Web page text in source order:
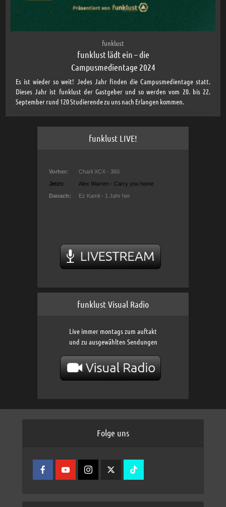
funklust
funklust lädt ein – die
Campusmedientage 2024
Es ist wieder so weit! Jedes Jahr finden die Campusmedientage statt.
Dieses Jahr ist funklust der Gastgeber und so werden vom 20. bis 22.
September rund 120 Studierende zu uns nach Erlangen kommen.
funklust LIVE!
funklust Visual Radio
Live immer montags zum auftakt
und zu ausgewählten Sendungen
Folge uns